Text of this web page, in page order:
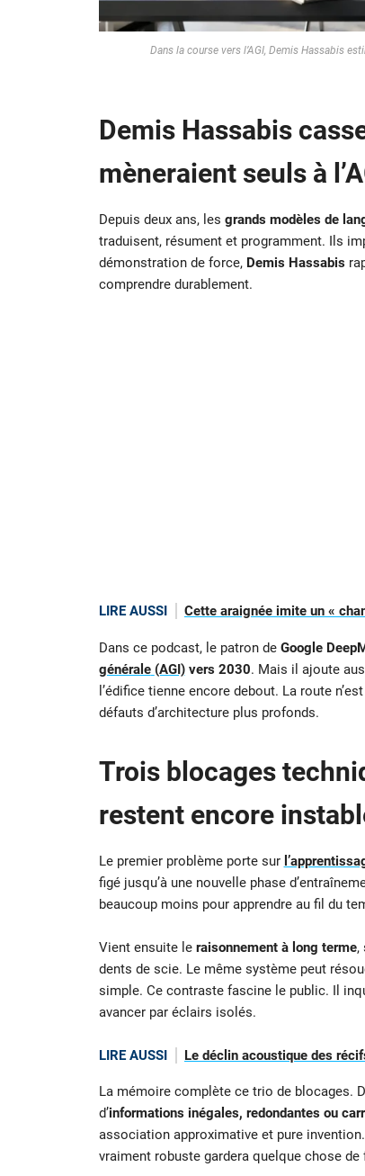
Dans la course vers l’AGI, Demis Hassabis
Demis Hassabis
mèneraient seuls à
Depuis deux ans, les grands modèles de
traduisent, résument et programment. Ils
démonstration de force, Demis Hassabis
comprendre durablement.
LIRE AUSSI Cette araignée imite un «
Dans ce podcast, le patron de Google
générale (AGI) vers 2030. Mais il ajoute
l’édifice tienne encore debout. La route
défauts d’architecture plus profonds.
Trois blocages
restent encore
Le premier problème porte sur
figé jusqu’à une nouvelle phase
beaucoup moins pour apprendre au fil du
Vient ensuite le raisonnement à long terme,
dents de scie. Le même système peut
simple. Ce contraste fascine le public. Il
avancer par éclairs isolés.
LIRE AUSSI Le déclin acoustique des
La mémoire complète ce trio de blocages.
d’informations inégales, redondantes ou
association approximative et pure
vraiment robuste gardera quelque chose de